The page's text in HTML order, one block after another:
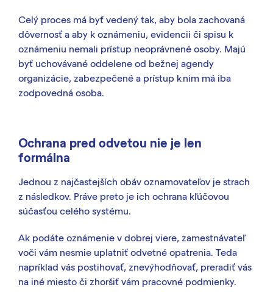
Celý proces má byť vedený tak, aby bola zachovaná
dôvernosť a aby k oznámeniu, evidencii či spisu k
oznámeniu nemali prístup neoprávnené osoby. Majú
byť uchovávané oddelene od bežnej agendy
organizácie, zabezpečené a prístup k nim má iba
zodpovedná osoba.
Ochrana pred odvetou nie je len
formálna
Jednou z najčastejších obáv oznamovateľov je strach
z následkov. Práve preto je ich ochrana kľúčovou
súčasťou celého systému.
Ak podáte oznámenie v dobrej viere, zamestnávateľ
voči vám nesmie uplatniť odvetné opatrenia. Teda
napríklad vás postihovať, znevýhodňovať, preradiť vás
na iné miesto či zhoršiť vám pracovné podmienky.